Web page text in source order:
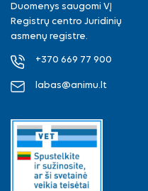
Duomenys saugomi VĮ
Registrų centro Juridinių
asmenų registre.
+370 669 77 900
labas@animu.lt